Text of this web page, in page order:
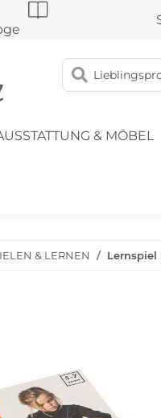
& MÖBEL
& LERNEN Lernspiel